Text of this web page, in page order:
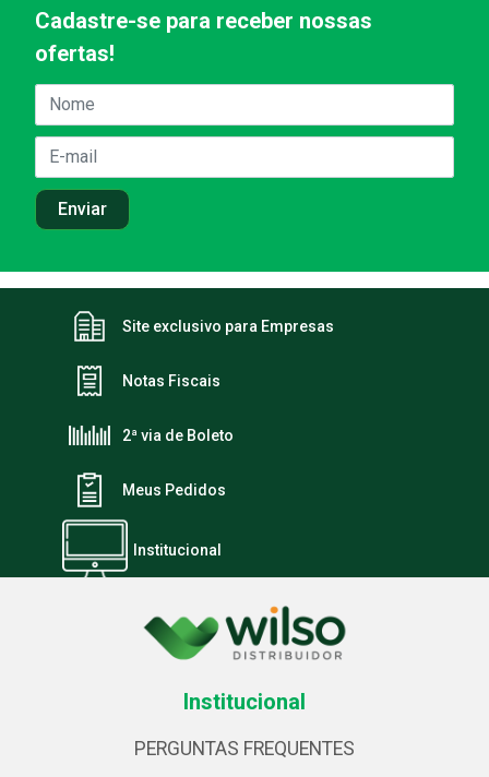
Cadastre-se para receber nossas
ofertas!
Site exclusivo para Empresas
Notas Fiscais
2ª via de Boleto
Meus Pedidos
Institucional
Institucional
PERGUNTAS FREQUENTES